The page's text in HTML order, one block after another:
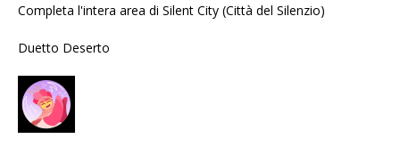
Completa l'intera area di Silent City (Città del Silenzio)
Duetto Deserto